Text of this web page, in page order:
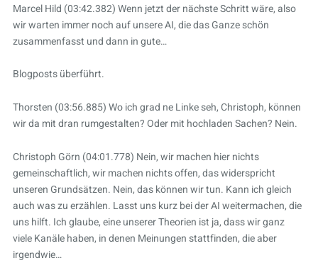
Marcel Hild (03:42.382) Wenn jetzt der nächste Schritt wäre, also
wir warten immer noch auf unsere AI, die das Ganze schön
zusammenfasst und dann in gute…
Blogposts überführt.
Thorsten (03:56.885) Wo ich grad ne Linke seh, Christoph, können
wir da mit dran rumgestalten? Oder mit hochladen Sachen? Nein.
Christoph Görn (04:01.778) Nein, wir machen hier nichts
gemeinschaftlich, wir machen nichts offen, das widerspricht
unseren Grundsätzen. Nein, das können wir tun. Kann ich gleich
auch was zu erzählen. Lasst uns kurz bei der AI weitermachen, die
uns hilft. Ich glaube, eine unserer Theorien ist ja, dass wir ganz
viele Kanäle haben, in denen Meinungen stattfinden, die aber
irgendwie…